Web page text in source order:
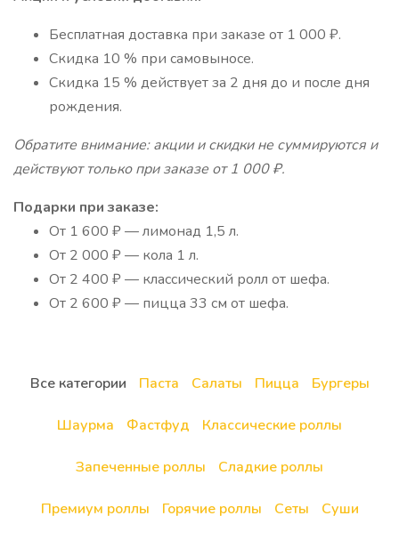
Бесплатная доставка при заказе от 1 000 ₽.
Скидка 10 % при самовыносе.
Скидка 15 % действует за 2 дня до и после дня
рождения.
Обратите внимание: акции и скидки не суммируются и
действуют только при заказе от 1 000 ₽.
Подарки при заказе:
От 1 600 ₽ — лимонад 1,5 л.
От 2 000 ₽ — кола 1 л.
От 2 400 ₽ — классический ролл от шефа.
От 2 600 ₽ — пицца 33 см от шефа.
Все категории Паста Салаты Пицца Бургеры
Шаурма Фастфуд Классические роллы
Запеченные роллы Сладкие роллы
Премиум роллы Горячие роллы Сеты Суши